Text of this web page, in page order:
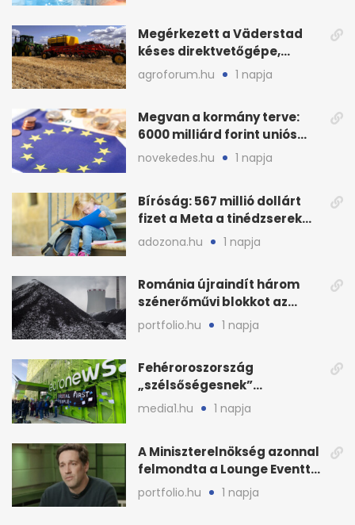
Megérkezett a Väderstad
késes direktvetőgépe,
bemutatón is látható
agroforum.hu 1 napja
Megvan a kormány terve:
6000 milliárd forint uniós
pénz sorsa
novekedes.hu 1 napja
Bíróság: 567 millió dollárt
fizet a Meta a tinédzserek
védelmére
adozona.hu 1 napja
Románia újraindít három
szénerőművi blokkot az
áramellátás stabilizálására
portfolio.hu 1 napja
Fehéroroszország
„szélsőségesnek”
minősítette az Euronews
media1.hu 1 napja
A Miniszterelnökség azonnal
felmondta a Lounge Eventtel
kötött szerződést
portfolio.hu 1 napja